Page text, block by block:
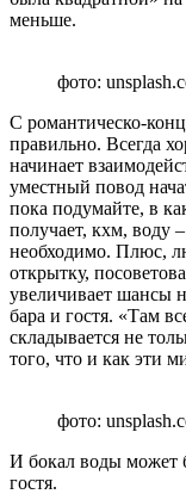
меньше.
фото:
С романтическо-
правильно. Всегда
начинает
уместный повод
пока подумайте, в
получает, кхм, воду
необходимо. Плюс,
открытку,
увеличивает шансы
бара и гостя. «Там
складывается не
того, что и как эти
фото:
И бокал воды может
гостя.